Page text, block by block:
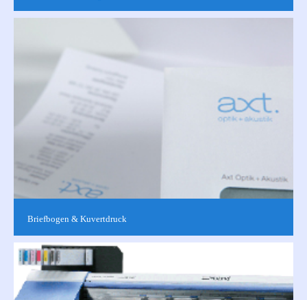
Die Broschur oder auch Rückstichheftung bezeichnet eine
Briefbogen & Kuvertdruck
Für ein professionelles Auftreten im Geschäftsleben ist eine
individuelle Geschäftsausstattung unerlässlich.Ob Mailing,
Werbemaßnahme...